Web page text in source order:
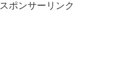
スポンサーリンク